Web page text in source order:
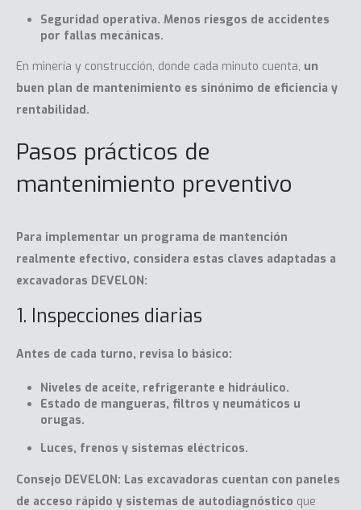
Seguridad operativa. Menos riesgos de accidentes
por fallas mecánicas.
En minería y construcción, donde cada minuto cuenta, un
buen plan de mantenimiento es sinónimo de eficiencia y
rentabilidad.
Pasos prácticos de
mantenimiento preventivo
Para implementar un programa de mantención
realmente efectivo, considera estas claves adaptadas a
excavadoras DEVELON:
1. Inspecciones diarias
Antes de cada turno, revisa lo básico:
Niveles de aceite, refrigerante e hidráulico.
Estado de mangueras, filtros y neumáticos u
orugas.
Luces, frenos y sistemas eléctricos.
Consejo DEVELON: Las excavadoras cuentan con paneles
de acceso rápido y sistemas de autodiagnóstico que